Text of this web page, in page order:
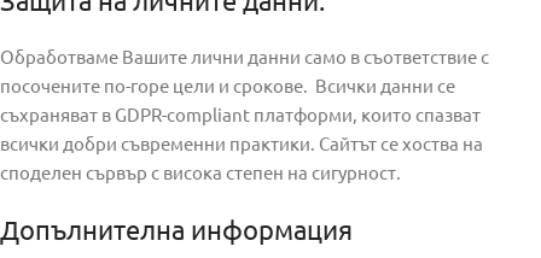
Обработваме Вашите лични данни само в съответствие с
посочените по-горе цели и срокове. Всички данни се
съхраняват в GDPR-compliant платформи, които спазват
всички добри съвременни практики. Сайтът се хоства на
споделен сървър с висока степен на сигурност.
Допълнителна информация